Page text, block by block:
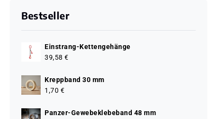
Bestseller
Einstrang-Kettengehänge
39,58 €
Kreppband 30 mm
1,70 €
Panzer-Gewebeklebeband 48 mm